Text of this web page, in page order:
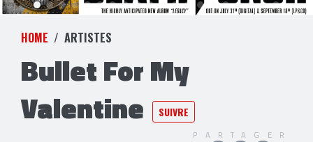
HOME ARTISTES
Bullet For My
Valentine
SUIVRE
PARTAGER